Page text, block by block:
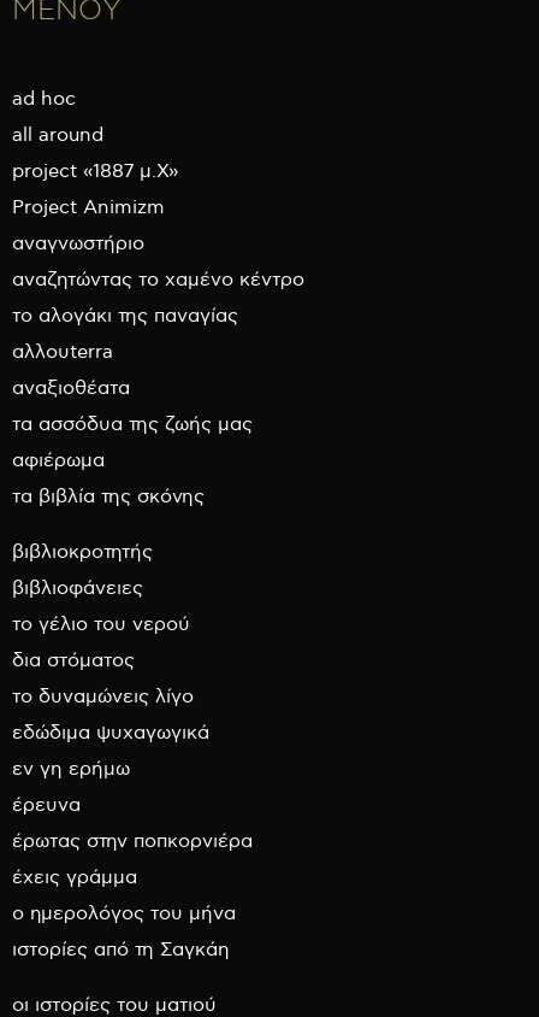
ΜΕΝΟΥ
ad hoc
all around
project «1887 μ.Χ»
Project Animizm
αναγνωστήριο
αναζητώντας το χαμένο κέντρο
το αλογάκι της παναγίας
αλλουterra
αναξιοθέατα
τα ασσόδυα της ζωής μας
αφιέρωμα
τα βιβλία της σκόνης
βιβλιοκροτητής
βιβλιοφάνειες
το γέλιο του νερού
δια στόματος
το δυναμώνεις λίγο
εδώδιμα ψυχαγωγικά
εν γη ερήμω
έρευνα
έρωτας στην ποπκορνιέρα
έχεις γράμμα
ο ημερολόγος του μήνα
ιστορίες από τη Σαγκάη
οι ιστορίες του ματιού